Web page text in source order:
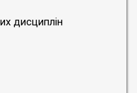
дисциплін